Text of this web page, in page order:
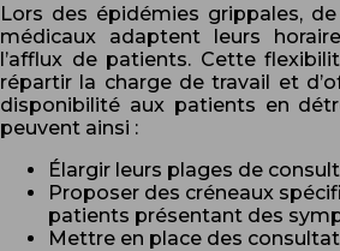
Lors des épidémies grippales,
médicaux adaptent leurs
l’afflux de patients. Cette
répartir la charge de travail et
disponibilité aux patients en
peuvent ainsi :
Élargir leurs plages de
Proposer des créneaux
patients présentant des
Mettre en place des